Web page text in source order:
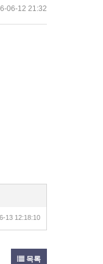
06-12 21:32
13 12:18:10
목록